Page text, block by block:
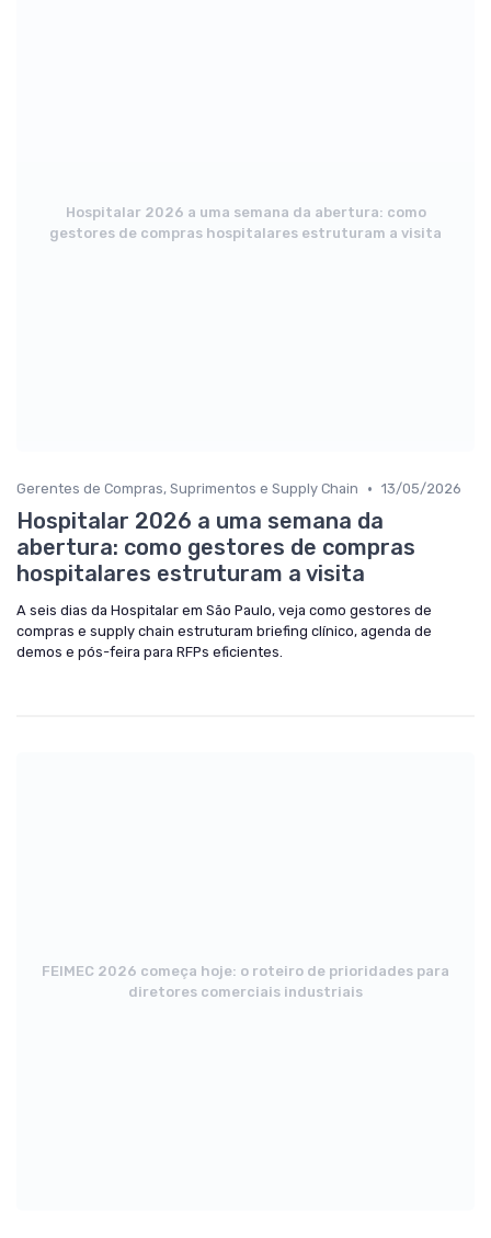
Hospitalar 2026 a uma semana da abertura: como
gestores de compras hospitalares estruturam a visita
Gerentes de Compras, Suprimentos e Supply Chain • 13/05/2026
Hospitalar 2026 a uma semana da
abertura: como gestores de compras
hospitalares estruturam a visita
A seis dias da Hospitalar em São Paulo, veja como gestores de
compras e supply chain estruturam briefing clínico, agenda de
demos e pós-feira para RFPs eficientes.
FEIMEC 2026 começa hoje: o roteiro de prioridades para
diretores comerciais industriais